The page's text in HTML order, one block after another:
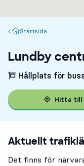
Startsida
Startsida
Lundby
Hållplats för
Hitta till
Aktuellt
Det finns för